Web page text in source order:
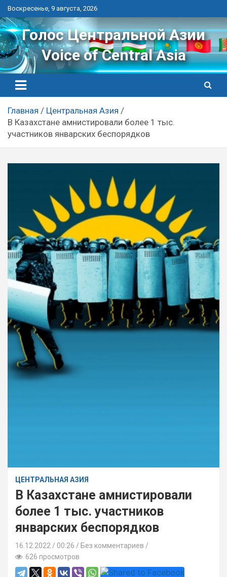
Перейти
к
контенту
Воскресенье, 9 августа, 2026
Голос Центральной Азии
Voice of Central Asia
Главная
Центральная Азия
В Казахстане амнистировали более 1 тыс.
участников январских беспорядков
ЦЕНТРАЛЬНАЯ АЗИЯ
В Казахстане амнистировали
более 1 тыс. участников
январских беспорядков
16.12.2022 00:26 / Без комментариев
626 просмотров